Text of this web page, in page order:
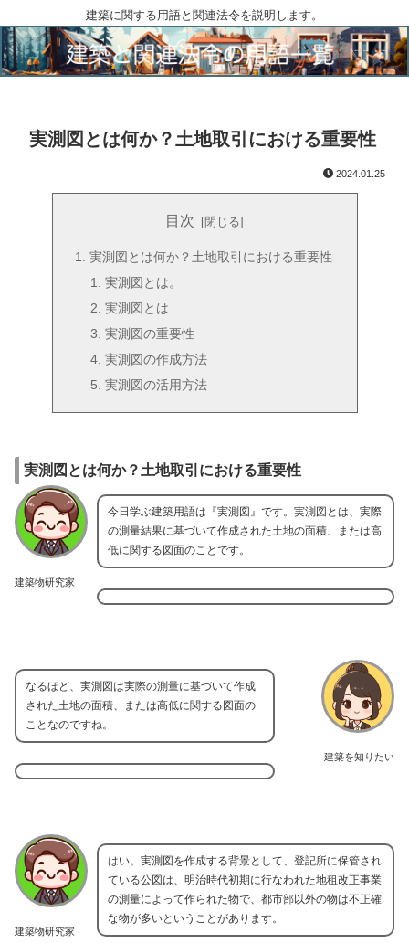
建築に関する用語と関連法令を説明します。
実測図とは何か？土地取引における重要性
2024.01.25
目次
実測図とは何か？土地取引における重要性
実測図とは。
実測図とは
実測図の重要性
実測図の作成方法
実測図の活用方法
実測図とは何か？土地取引における重要性
建築物研究家
今日学ぶ建築用語は『実測図』です。実測図とは、実際
の測量結果に基づいて作成された土地の面積、または高
低に関する図面のことです。
建築を知りたい
なるほど、実測図は実際の測量に基づいて作成
された土地の面積、または高低に関する図面の
ことなのですね。
建築物研究家
はい。実測図を作成する背景として、登記所に保管され
ている公図は、明治時代初期に行なわれた地租改正事業
の測量によって作られた物で、都市部以外の物は不正確
な物が多いということがあります。